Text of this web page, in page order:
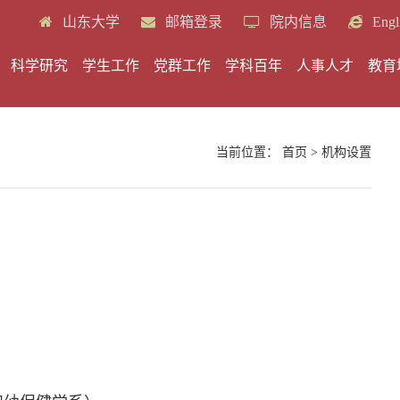
山东大学 邮箱登录 院内信息
科学研究 学生工作 党群工作 学科百年 人事人才 教育
当前位置： 首页 > 机构设置